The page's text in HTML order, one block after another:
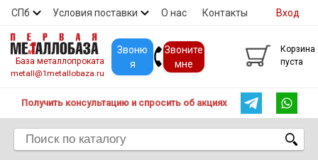
СПб Условия поставки О нас Контакты
Скидки Прайс Покупателям
Вход
База металлопроката
metall@1metallobaza.ru
Звоню
я
Звоните
мне
Корзина
пуста
Получить консультацию и спросить об акциях